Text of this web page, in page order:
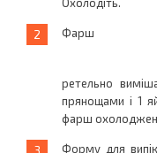
Фарш
ретельно
прянощами і 1
фарш
Форму для